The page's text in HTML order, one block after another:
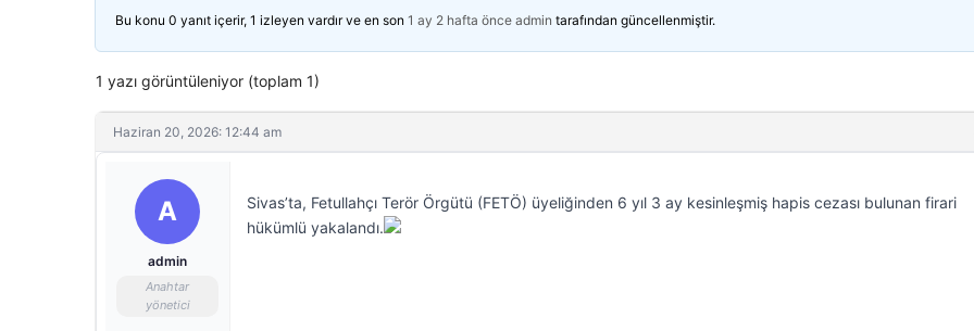
Bu konu 0 yanıt içerir, 1 izleyen vardır ve en son 1 ay 2 hafta önce admin tarafından güncellenmiştir.
1 yazı görüntüleniyor (toplam 1)
Haziran 20, 2026: 12:44 am
A
admin
Anahtar
yönetici
Sivas’ta, Fetullahçı Terör Örgütü (FETÖ) üyeliğinden 6 yıl 3 ay kesinleşmiş hapis cezası bulunan firari
hükümlü yakalandı.